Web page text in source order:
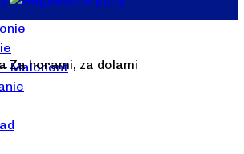
Malohont
Za horami, za dolami